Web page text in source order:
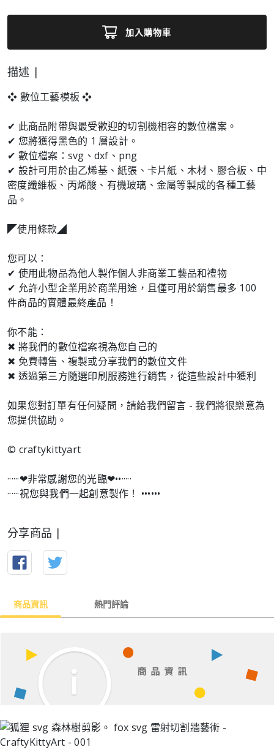
加入購物車
描述 |
❖ 數位工藝模板 ❖
✔ 此商品附帶與最受歡迎的切割機相容的數位檔案。
✔ 您將獲得黑色的 1 層設計。
✔ 數位檔案：svg、dxf、png
✔ 設計可用於由乙烯基、紙張、卡片紙、木材、膠合板、中
密度纖維板、丙烯酸、有機玻璃、金屬等製成的各種工藝
品。
◤使用條款◢
您可以：
✔ 使用此物品為他人製作個人非商業工藝品和禮物
✔ 允許小型企業用於商業用途，且僅可用於銷售最多 100
件商品的實體最終產品！
你不能：
✖ 將我們的數位檔案視為您自己的
✖ 免費轉售、複製或分享我們的數位文件
✖ 透過第三方隨選印刷服務進行銷售，從這些設計中獲利
如果您對訂單有任何疑問，請給我們留言 - 我們將很樂意為
您提供協助。
© craftykittyart
······❤︎非常感謝您的光臨❤︎••·····
······祝您與我們一起創意製作！ ••••••
分享商品 |
商品資訊 熱門評論